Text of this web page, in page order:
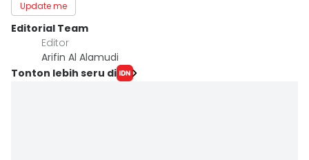
Update me
Editorial Team
Editor
Arifin Al Alamudi
Tonton lebih seru di